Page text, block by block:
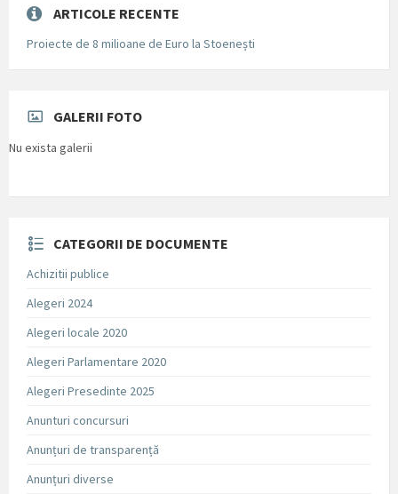
ARTICOLE RECENTE
Proiecte de 8 milioane de Euro la Stoenești
GALERII FOTO
Nu exista galerii
CATEGORII DE DOCUMENTE
Achizitii publice
Alegeri 2024
Alegeri locale 2020
Alegeri Parlamentare 2020
Alegeri Presedinte 2025
Anunturi concursuri
Anunțuri de transparență
Anunțuri diverse